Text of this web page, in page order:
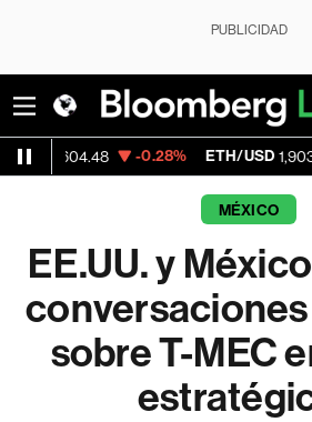
PUBLICIDAD
-0.28% ETH/USD 1,903.055 -
MÉXICO
EE.UU. y
sobre T-MEC